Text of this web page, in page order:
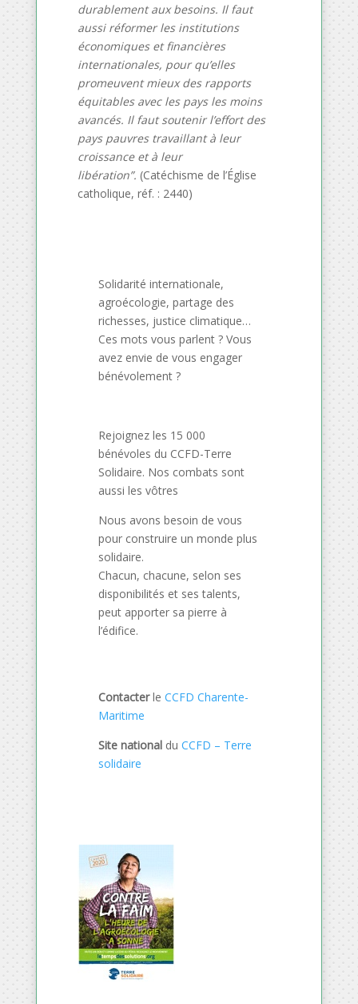
durablement aux besoins. Il faut
aussi réformer les institutions
économiques et financières
internationales, pour qu’elles
promeuvent mieux des rapports
équitables avec les pays les moins
avancés. Il faut soutenir l’effort des
pays pauvres travaillant à leur
croissance et à leur
libération”. (Catéchisme de l’Église
catholique, réf. : 2440)
Solidarité internationale,
agroécologie, partage des
richesses, justice climatique…
Ces mots vous parlent ? Vous
avez envie de vous engager
bénévolement ?
Rejoignez les 15 000
bénévoles du CCFD-Terre
Solidaire. Nos combats sont
aussi les vôtres
Nous avons besoin de vous
pour construire un monde plus
solidaire.
Chacun, chacune, selon ses
disponibilités et ses talents,
peut apporter sa pierre à
l’édifice.
Contacter le CCFD Charente-
Maritime
Site national du CCFD – Terre
solidaire